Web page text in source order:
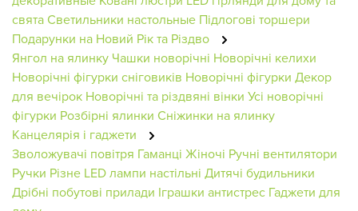
святаСветильники настольные Підлогові торшери
Подарунки на Новий Рік та Різдво
Янгол на ялинку Чашки новорічні Новорічні келихи
Новорічні фігурки сніговиків Новорічні фігурки Декор
для вечірок Новорічні та різдвяні вінки Усі новорічні
фігурки Розбірні ялинки Сніжинки на ялинку
Канцелярія і гаджети
Зволожувачі повітря Гаманці Жіночі Ручні вентилятори
Ручки Різне LED лампи настільні Дитячі будильники
Дрібні побутові прилади Іграшки антистрес Гаджети для